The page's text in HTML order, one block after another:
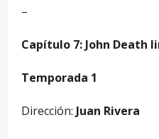
–
Capítulo 7: John Death
Temporada 1
Dirección: Juan Rivera